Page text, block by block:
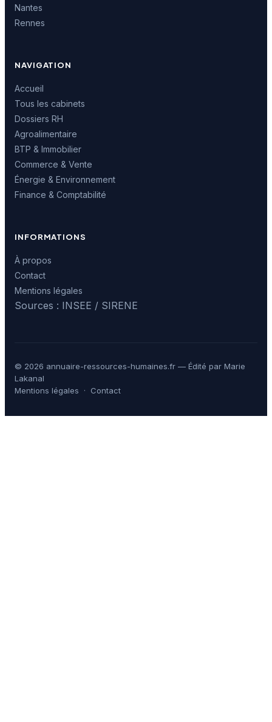
Nantes
Rennes
NAVIGATION
Accueil
Tous les cabinets
Dossiers RH
Agroalimentaire
BTP & Immobilier
Commerce & Vente
Énergie & Environnement
Finance & Comptabilité
INFORMATIONS
À propos
Contact
Mentions légales
Sources : INSEE / SIRENE
© 2026 annuaire-ressources-humaines.fr — Édité par Marie
Lakanal
Mentions légales · Contact